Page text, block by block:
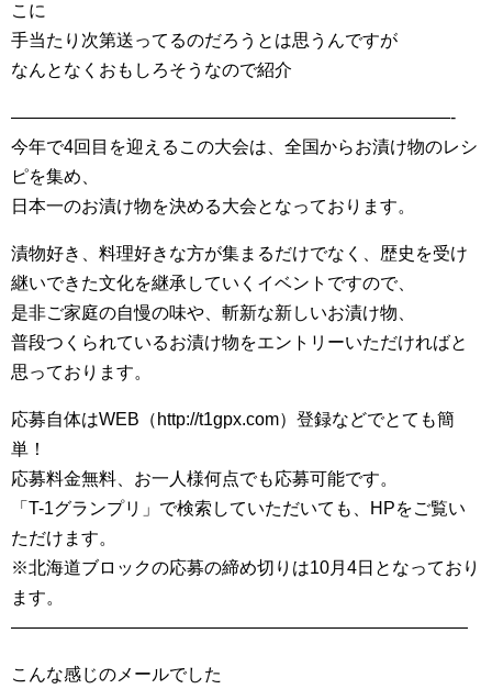
こに
手当たり次第送ってるのだろうとは思うんですが
なんとなくおもしろそうなので紹介
—————————————————————————-
今年で4回目を迎えるこの大会は、全国からお漬け物のレシ
ピを集め、
日本一のお漬け物を決める大会となっております。
漬物好き、料理好きな方が集まるだけでなく、歴史を受け
継いできた文化を継承していくイベントですので、
是非ご家庭の自慢の味や、斬新な新しいお漬け物、
普段つくられているお漬け物をエントリーいただければと
思っております。
応募自体はWEB（http://t1gpx.com）登録などでとても簡
単！
応募料金無料、お一人様何点でも応募可能です。
「T-1グランプリ」で検索していただいても、HPをご覧い
ただけます。
※北海道ブロックの応募の締め切りは10月4日となっており
ます。
——————————————————————————
こんな感じのメールでした